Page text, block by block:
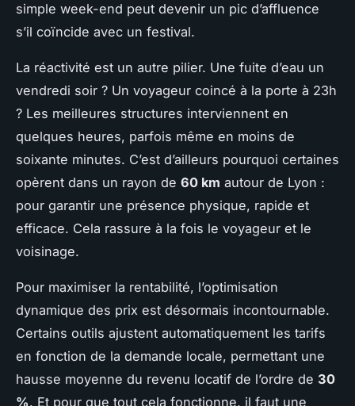
simple week-end peut devenir un pic d’affluence
s’il coïncide avec un festival.
La réactivité est un autre pilier. Une fuite d’eau un
vendredi soir ? Un voyageur coincé à la porte à 23h
? Les meilleures structures interviennent en
quelques heures, parfois même en moins de
soixante minutes. C’est d’ailleurs pourquoi certaines
opèrent dans un rayon de 60 km autour de Lyon :
pour garantir une présence physique, rapide et
efficace. Cela rassure à la fois le voyageur et le
voisinage.
Pour maximiser la rentabilité, l’optimisation
dynamique des prix est désormais incontournable.
Certains outils ajustent automatiquement les tarifs
en fonction de la demande locale, permettant une
hausse moyenne du revenu locatif de l’ordre de 30
%. Et pour que tout cela fonctionne, il faut une